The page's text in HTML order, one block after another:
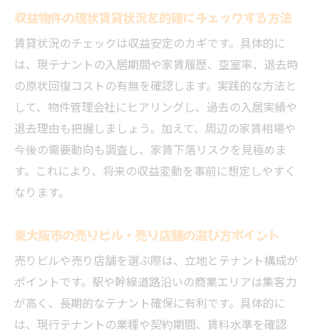
戦略
投資用マンションとの違いを理解するポイ
ント
実践的な不動産投資術で東大阪市の資産運用を
成功へ
東大阪市不動産投資で成果を出す実践テク
ニック
収益物件選びから運用までの成功ポイント
す
不動産投資での投資回収期間短縮の具体策
マンション・一棟買い双方の利点を活かす
戦略
収益物件の現状賃貸状況を的確にチェックする方法
賃貸状況のチェックは収益安定のカギです。具体的に
は、現テナントの入居期間や家賃履歴、空室率、退去時
の原状回復コストの有無を確認します。実践的な方法と
して、物件管理会社にヒアリングし、過去の入居実績や
退去理由も把握しましょう。加えて、周辺の家賃相場や
今後の需要動向も調査し、家賃下落リスクを見極めま
す。これにより、将来の収益変動を事前に想定しやすく
なります。
東大阪市の売りビル・売り店舗の選び方ポイント
売りビルや売り店舗を選ぶ際は、立地とテナント構成が
ポイントです。駅や幹線道路沿いの商業エリアは集客力
が高く、長期的なテナント確保に有利です。具体的に
は、現行テナントの業種や契約期間、賃料水準を確認